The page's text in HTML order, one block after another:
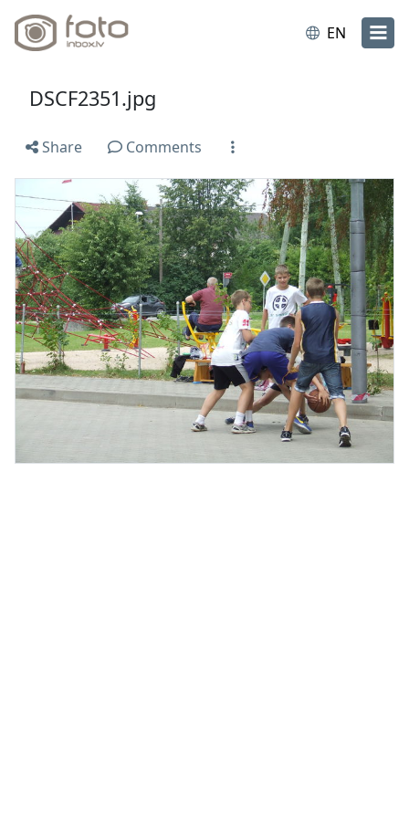
EN
DSCF2351.jpg
Share Comments